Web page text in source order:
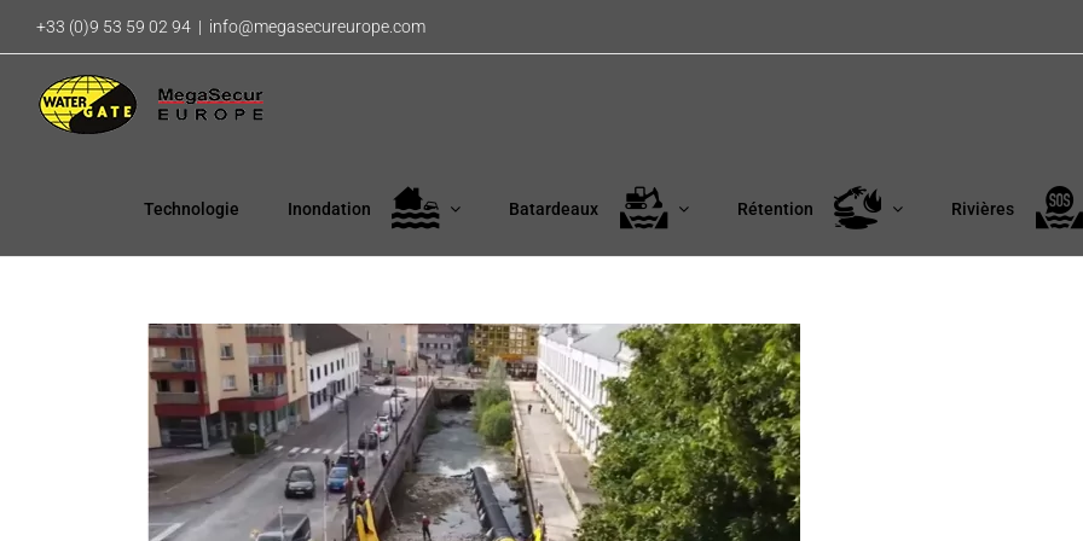
+33 (0)9 53 59 02 94 | info@megasecureurope.com
Technologie Inondation Batardeaux Rétention Rivières